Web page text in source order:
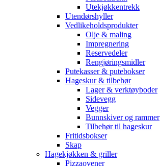
Utekjøkkentrekk
Utendørshyller
Vedlikeholdsprodukter
Olje & maling
Impregnering
Reservedeler
Rengjøringsmidler
Putekasser & putebokser
Hageskur & tilbehør
Lager & verktøyboder
Sidevegg
Vegger
Bunnskiver og rammer
Tilbehør til hageskur
Fritidsbokser
Skap
Hagekjøkken & griller
Pizzaovener